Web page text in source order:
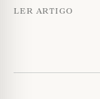
LER ARTIGO